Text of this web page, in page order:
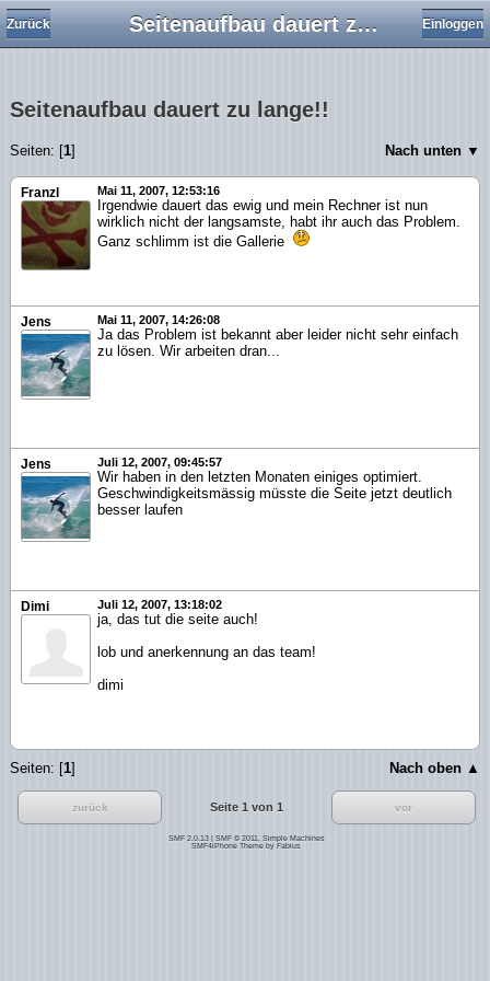
Seitenaufbau dauert zu lange!!
Zurück Einloggen
Seitenaufbau dauert zu lange!!
Seiten: [1] Nach unten ▼
Franzl Mai 11, 2007, 12:53:16
Irgendwie dauert das ewig und mein Rechner ist nun
wirklich nicht der langsamste, habt ihr auch das Problem.
Ganz schlimm ist die Gallerie
Jens Mai 11, 2007, 14:26:08
Ja das Problem ist bekannt aber leider nicht sehr einfach
zu lösen. Wir arbeiten dran...
Jens Juli 12, 2007, 09:45:57
Wir haben in den letzten Monaten einiges optimiert.
Geschwindigkeitsmässig müsste die Seite jetzt deutlich
besser laufen
Dimi Juli 12, 2007, 13:18:02
ja, das tut die seite auch!
lob und anerkennung an das team!
dimi
Seiten: [1] Nach oben ▲
zurück Seite 1 von 1 vor
SMF 2.0.13| SMF © 2011
Simple Machines
SMF4iPhone Theme by Fabius